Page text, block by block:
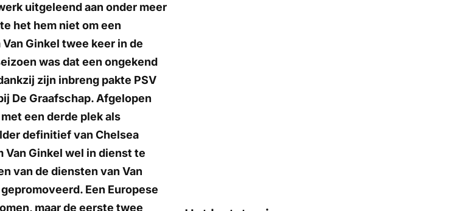
uitgeleend aan onder meer
het hem niet om een
Ginkel twee keer in de
was dat een ongekend
zijn inbreng pakte PSV
De Graafschap. Afgelopen
een derde plek als
definitief van Chelsea
Van Ginkel wel in dienst te
van de diensten van Van
Een Europese
maar de eerste twee